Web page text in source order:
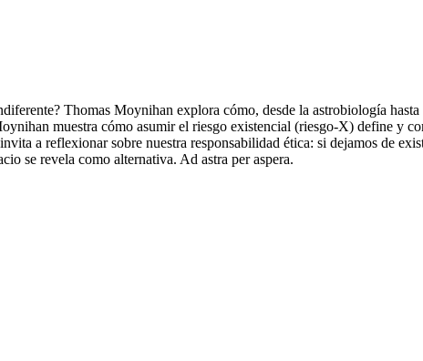
Thomas Moynihan explora cómo, desde la astrobiología hasta
muestra cómo asumir el riesgo existencial (riesgo-X) define y
a reflexionar sobre nuestra responsabilidad ética: si dejamos de
se revela como alternativa. Ad astra per aspera.